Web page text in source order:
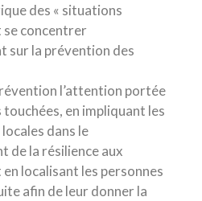
des « situations
se concentrer
sur la prévention des
l’attention portée
touchées, en impliquant les
dans le
de la résilience aux
localisant les personnes
afin de leur donner la